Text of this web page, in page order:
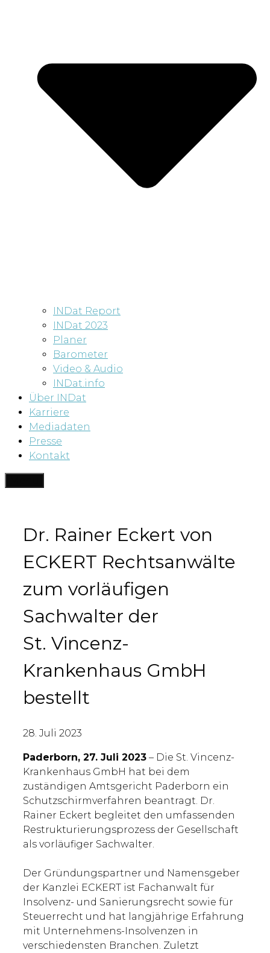
INDat Report
INDat 2023
Planer
Barometer
Video & Audio
INDat.info
Über INDat
Karriere
Mediadaten
Presse
Kontakt
Dr. Rainer Eckert von
ECKERT Rechtsanwälte
zum vorläufigen
Sachwalter der
St. Vincenz-
Krankenhaus GmbH
bestellt
28. Juli 2023
Paderborn, 27. Juli 2023 – Die St. Vincenz-
Krankenhaus GmbH hat bei dem
zuständigen Amtsgericht Paderborn ein
Schutzschirmverfahren beantragt. Dr.
Rainer Eckert begleitet den umfassenden
Restrukturierungsprozess der Gesellschaft
als vorläufiger Sachwalter.
Der Gründungspartner und Namensgeber
der Kanzlei ECKERT ist Fachanwalt für
Insolvenz- und Sanierungsrecht sowie für
Steuerrecht und hat langjährige Erfahrung
mit Unternehmens-Insolvenzen in
verschiedensten Branchen. Zuletzt